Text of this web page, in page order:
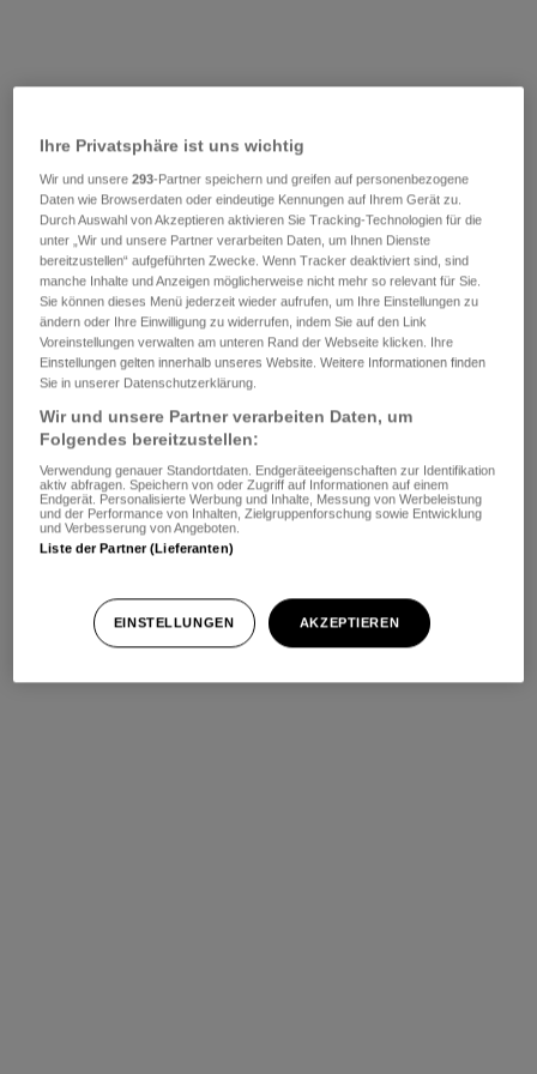
Ihre Privatsphäre ist uns wichtig
Wir und unsere293-Partner speichern und greifen auf personenbezogene
Daten wie Browserdaten oder eindeutige Kennungen auf Ihrem Gerät zu.
Durch Auswahl von Akzeptieren aktivieren Sie Tracking-Technologien für die
unter „Wir und unsere Partner verarbeiten Daten, um Ihnen Dienste
bereitzustellen“ aufgeführten Zwecke. Wenn Tracker deaktiviert sind, sind
manche Inhalte und Anzeigen möglicherweise nicht mehr so relevant für Sie.
Sie können dieses Menü jederzeit wieder aufrufen, um Ihre Einstellungen zu
ändern oder Ihre Einwilligung zu widerrufen, indem Sie auf den Link
Voreinstellungen verwalten am unteren Rand der Webseite klicken. Ihre
Einstellungen gelten innerhalb unseres Website. Weitere Informationen finden
Sie in unserer Datenschutzerklärung.
Wir und unsere Partner verarbeiten Daten, um
Folgendes bereitzustellen:
Verwendung genauer Standortdaten. Endgeräteeigenschaften zur Identifikation
aktiv abfragen. Speichern von oder Zugriff auf Informationen auf einem
Endgerät. Personalisierte Werbung und Inhalte, Messung von Werbeleistung
und der Performance von Inhalten, Zielgruppenforschung sowie Entwicklung
und Verbesserung von Angeboten.
Liste der Partner (Lieferanten)
EINSTELLUNGEN AKZEPTIEREN